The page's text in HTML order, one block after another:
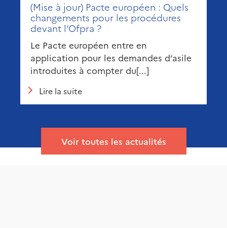
(Mise à jour) Pacte européen : Quels
changements pour les procédures
devant l’Ofpra ?
Le Pacte européen entre en
application pour les demandes d’asile
introduites à compter du[...]
Lire la suite
Voir toutes les actualités